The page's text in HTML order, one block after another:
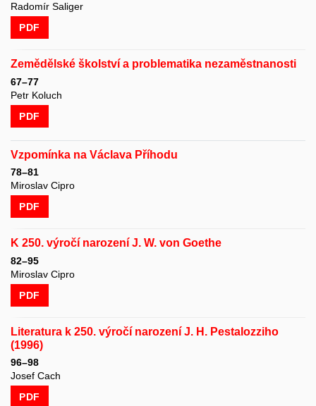
Radomír Saliger
PDF
Zemědělské školství a problematika nezaměstnanosti
67–77
Petr Koluch
PDF
Vzpomínka na Václava Příhodu
78–81
Miroslav Cipro
PDF
K 250. výročí narození J. W. von Goethe
82–95
Miroslav Cipro
PDF
Literatura k 250. výročí narození J. H. Pestalozziho
(1996)
96–98
Josef Cach
PDF